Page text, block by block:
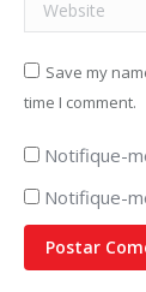
Save my
time I comment.
Notifique-
Notifique-
Postar